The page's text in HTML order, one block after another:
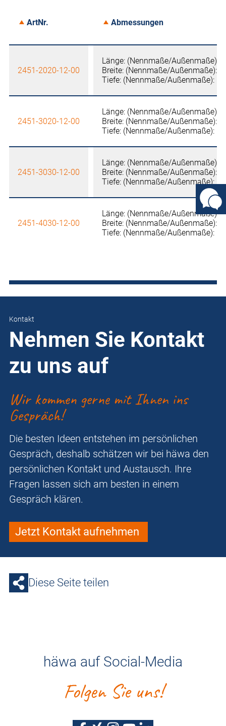
ArtNr. Abmessungen
2451-2020-12-00
Länge: (Nennmaße/Außenmaße):
Breite: (Nennmaße/Außenmaße):
Tiefe: (Nennmaße/Außenmaße):
2451-3020-12-00
Länge: (Nennmaße/Außenmaße):
Breite: (Nennmaße/Außenmaße):
Tiefe: (Nennmaße/Außenmaße):
2451-3030-12-00
Länge: (Nennmaße/Außenmaße):
Breite: (Nennmaße/Außenmaße):
Tiefe: (Nennmaße/Außenmaße):
2451-4030-12-00
Länge: (Nennmaße/Außenmaße):
Breite: (Nennmaße/Außenmaße):
Tiefe: (Nennmaße/Außenmaße):
Kontakt
Nehmen Sie Kontakt
zu uns auf
Wir kommen gerne mit Ihnen ins
Gespräch!
Die besten Ideen entstehen im persönlichen
Gespräch, deshalb schätzen wir bei häwa den
persönlichen Kontakt und Austausch. Ihre
Fragen lassen sich am besten in einem
Gespräch klären.
Jetzt Kontakt aufnehmen
Diese Seite teilen
häwa auf Social-Media
Folgen Sie uns!